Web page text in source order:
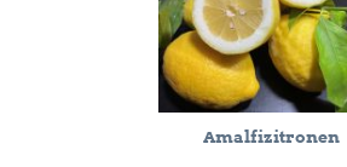
Amalfizitronen